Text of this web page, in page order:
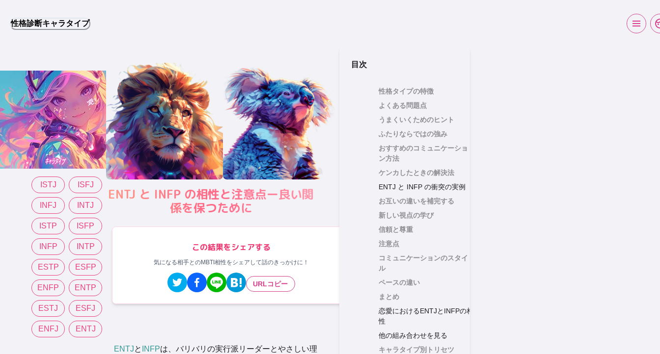
性格診断キャラタイプ
ISTJ ISFJ
INFJ INTJ
ISTP ISFP
INFP INTP
ESTP ESFP
ENFP ENTP
ESTJ ESFJ
ENFJ ENTJ
ENTJ と INFP の相性と注意点ー良い関
係を保つために
この結果をシェアする
気になる相手とのMBTI相性をシェアして話のきっかけに！
URLコピー
ENTJと INFPは、バリバリの実行派リーダーとやさしい理
目次
性格タイプの特徴
よくある問題点
うまくいくためのヒント
ふたりならではの強み
おすすめのコミュニケーショ
ン方法
ケンカしたときの解決法
ENTJ と INFP の衝突の実例
お互いの違いを補完する
新しい視点の学び
信頼と尊重
注意点
コミュニケーションのスタイ
ル
ペースの違い
まとめ
恋愛におけるENTJとINFPの相
性
他の組み合わせを見る
キャラタイプ別トリセツ